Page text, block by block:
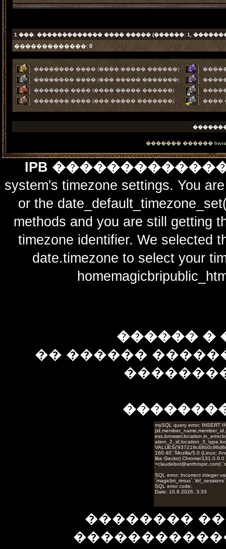
1 ���. ������������� ���� ����� (������: 1,
�������������: 0
�������� ���� (���� ����� ������)
�������� ���� (��� ����� �������)
������� ���� (���� ����� ������)
������� ���� (��� ����� �������)
����
������� ������
IPB
system's timezone settings. You
or the
methods and you are still getting
timezone identifier. We selected
date.timezone to select
������ �
�� ������
��������